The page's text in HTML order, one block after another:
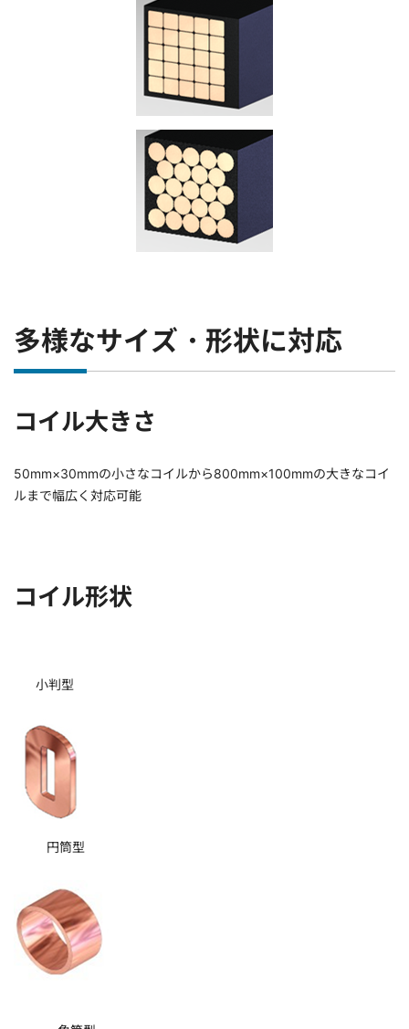
多様なサイズ・形状に対応
コイル大きさ
50mm×30mmの小さなコイルから800mm×100mmの大きなコイ
ルまで幅広く対応可能
コイル形状
小判型
円筒型